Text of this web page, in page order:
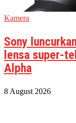
Kamera
Sony
lensa super-
Alpha
8 August 2026